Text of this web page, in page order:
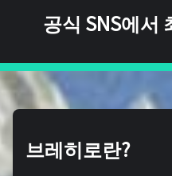
공식 SNS에서
브레히로란?